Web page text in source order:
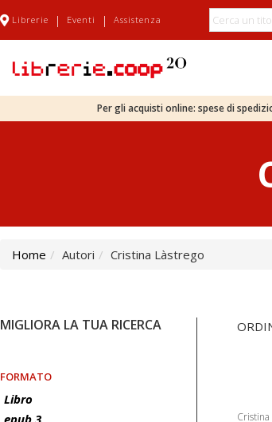
Librerie | Eventi | Assistenza
Per gli acquisti online: spese di
Home Autori Cristina Làstrego
MIGLIORA LA TUA RICERCA
FORMATO
Libro
epub 3
Cristina